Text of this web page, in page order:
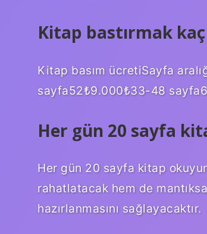
Kitap bastırmak kaç
Kitap basım ücretiSayfa
sayfa52₺9.000₺33-48
Her gün 20 sayfa
Her gün 20 sayfa kitap
rahatlatacak hem de
hazırlanmasını sağlayacaktır.